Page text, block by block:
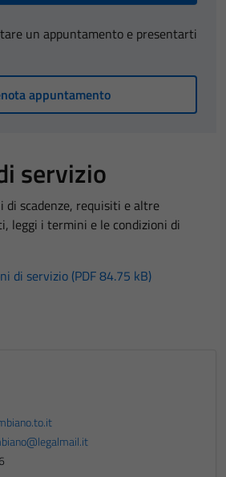
un appuntamento e presentarti
appuntamento
servizio
di scadenze, requisiti e altre
leggi i termini e le condizioni di
di servizio (PDF 84.75 kB)